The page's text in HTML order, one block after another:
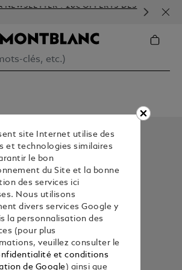
NEWSLETTER : 20€ OFFERTS DÈS
site Internet utilise des
et technologies similaires
le bon
du Site et la bonne
des services ici
Nous utilisons
divers services Google y
la personnalisation des
(pour plus
veuillez consulter le
et conditions
de Google) ainsi que